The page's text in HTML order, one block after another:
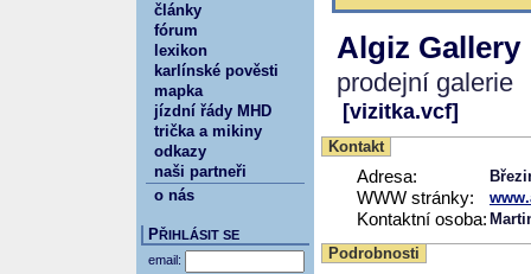
Algiz Gallery
prodejní galerie
[vizitka.vcf]
Kontakt
Adresa:
WWW stránky:
Kontaktní osoba:
Podrobnosti
články
fórum
lexikon
karlínské pověsti
mapka
jízdní řády MHD
trička a mikiny
odkazy
naši partneři
o nás
PŘIHLÁSIT SE
email: